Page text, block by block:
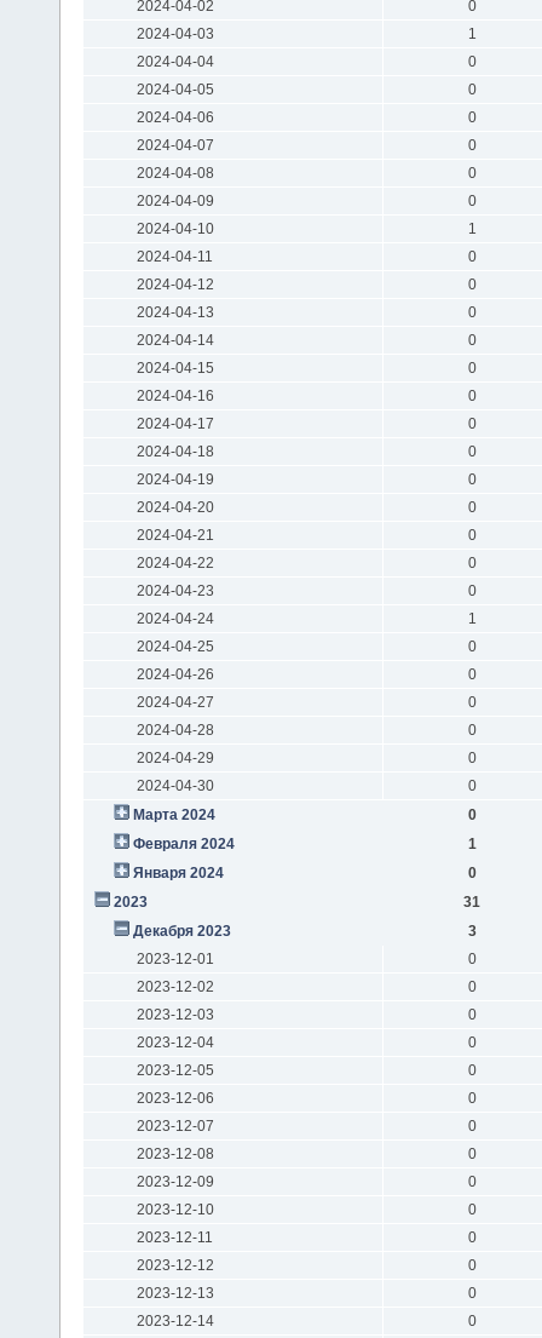
2024-04-02
0
2024-04-03
1
2024-04-04
0
2024-04-05
0
2024-04-06
0
2024-04-07
0
2024-04-08
0
2024-04-09
0
2024-04-10
1
2024-04-11
0
2024-04-12
0
2024-04-13
0
2024-04-14
0
2024-04-15
0
2024-04-16
0
2024-04-17
0
2024-04-18
0
2024-04-19
0
2024-04-20
0
2024-04-21
0
2024-04-22
0
2024-04-23
0
2024-04-24
1
2024-04-25
0
2024-04-26
0
2024-04-27
0
2024-04-28
0
2024-04-29
0
2024-04-30
0
Марта 2024
0
Февраля 2024
1
Января 2024
0
2023
31
Декабря 2023
3
2023-12-01
0
2023-12-02
0
2023-12-03
0
2023-12-04
0
2023-12-05
0
2023-12-06
0
2023-12-07
0
2023-12-08
0
2023-12-09
0
2023-12-10
0
2023-12-11
0
2023-12-12
0
2023-12-13
0
2023-12-14
0